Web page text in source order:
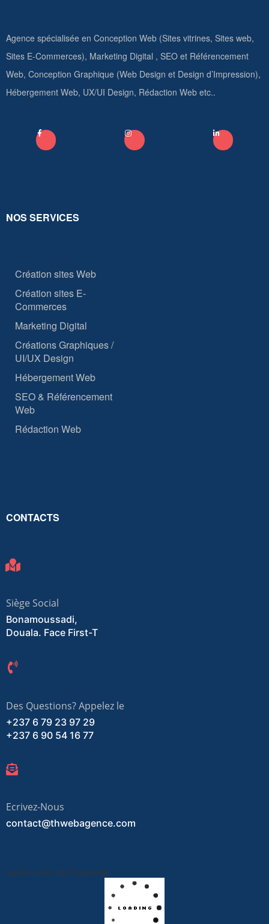
Agence spécialisée en Conception Web (Sites vitrines, Sites web,
Sites E-Commerces), Marketing Digital , SEO et Référencement
Web, Conception Graphique (Web Design et Design d’Impression),
Hébergement Web, UX/UI Design, Rédaction Web etc..
NOS SERVICES
Création sites Web
Création sites E-
Commerces
Marketing Digital
Créations Graphiques /
UI/UX Design
Hébergement Web
SEO & Référencement
Web
Rédaction Web
CONTACTS
Siège Social
Bonamoussadi,
Douala. Face First-T
Des Questions? Appelez le
+237 6 79 23 97 29
+237 6 90 54 16 77
Ecrivez-Nous
contact@thwebagence.com
Suivez-nous sur Facebook